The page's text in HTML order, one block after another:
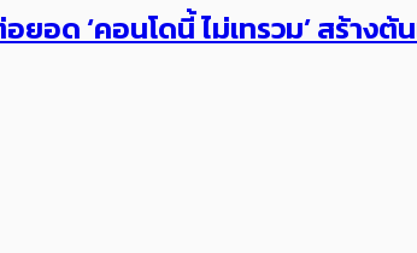
ยอด ‘คอนโดนี้ ไม่เทรวม’ สร้าง